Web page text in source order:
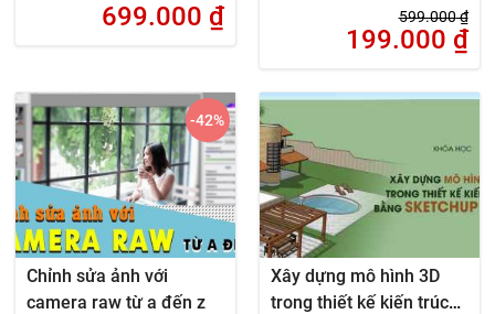
699.000 ₫ 599.000₫
199.000 ₫
Chỉnh sửa ảnh với
camera raw từ a đến z
-42%
Xây dựng mô hình 3D
trong thiết kế kiến trúc